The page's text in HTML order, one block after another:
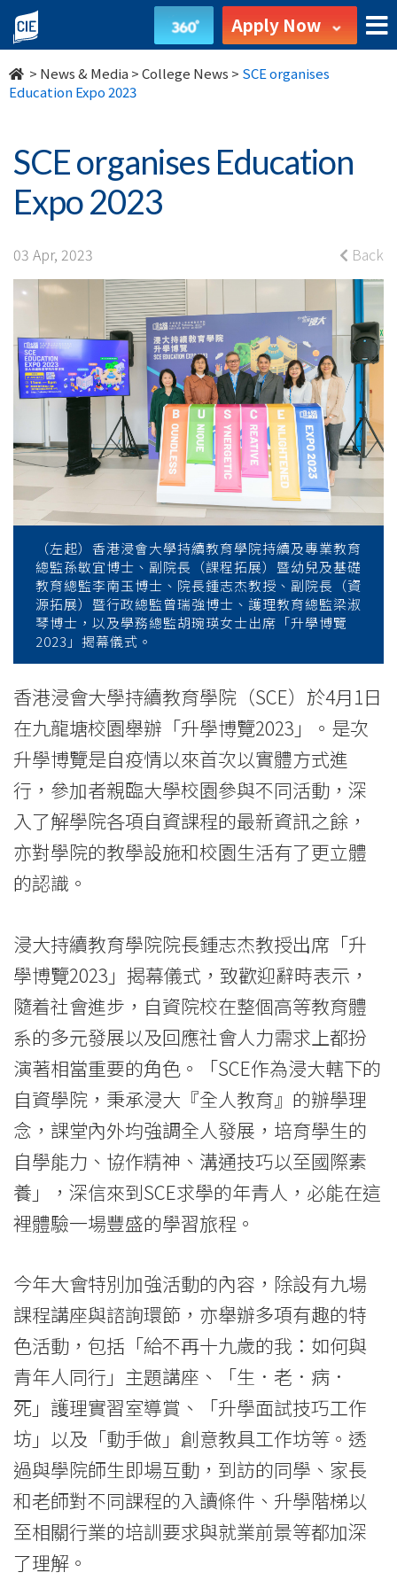
SCE
organises
Education
2023
College
News
College
of
International
Education
Hong
Kong
Baptist
University
Apply Now
> News & Media >College News > SCE organises
Education Expo 2023
SCE organises Education
Expo 2023
03 Apr, 2023 Back
（左起）香港浸會大學持續教育學院持續及專業教育
總監孫敏宜博士、副院長（課程拓展）暨幼兒及基礎
教育總監李南玉博士、院長鍾志杰教授、副院長（資
源拓展）暨行政總監曾瑞強博士、護理教育總監梁淑
琴博士，以及學務總監胡琬瑛女士出席「升學博覽
2023」揭幕儀式。
香港浸會大學持續教育學院（SCE）於4月1日
在九龍塘校園舉辦「升學博覽2023」。是次
升學博覽是自疫情以來首次以實體方式進
行，參加者親臨大學校園參與不同活動，深
入了解學院各項自資課程的最新資訊之餘，
亦對學院的教學設施和校園生活有了更立體
的認識。
浸大持續教育學院院長鍾志杰教授出席「升
學博覽2023」揭幕儀式，致歡迎辭時表示，
隨着社會進步，自資院校在整個高等教育體
系的多元發展以及回應社會人力需求上都扮
演著相當重要的角色。「SCE作為浸大轄下的
自資學院，秉承浸大『全人教育』的辦學理
念，課堂內外均強調全人發展，培育學生的
自學能力、協作精神、溝通技巧以至國際素
養」，深信來到SCE求學的年青人，必能在這
裡體驗一場豐盛的學習旅程。
今年大會特別加強活動的內容，除設有九場
課程講座與諮詢環節，亦舉辦多項有趣的特
色活動，包括「給不再十九歲的我：如何與
青年人同行」主題講座、「生．老．病．
死」護理實習室導賞、「升學面試技巧工作
坊」以及「動手做」創意教具工作坊等。透
過與學院師生即場互動，到訪的同學、家長
和老師對不同課程的入讀條件、升學階梯以
至相關行業的培訓要求與就業前景等都加深
了理解。